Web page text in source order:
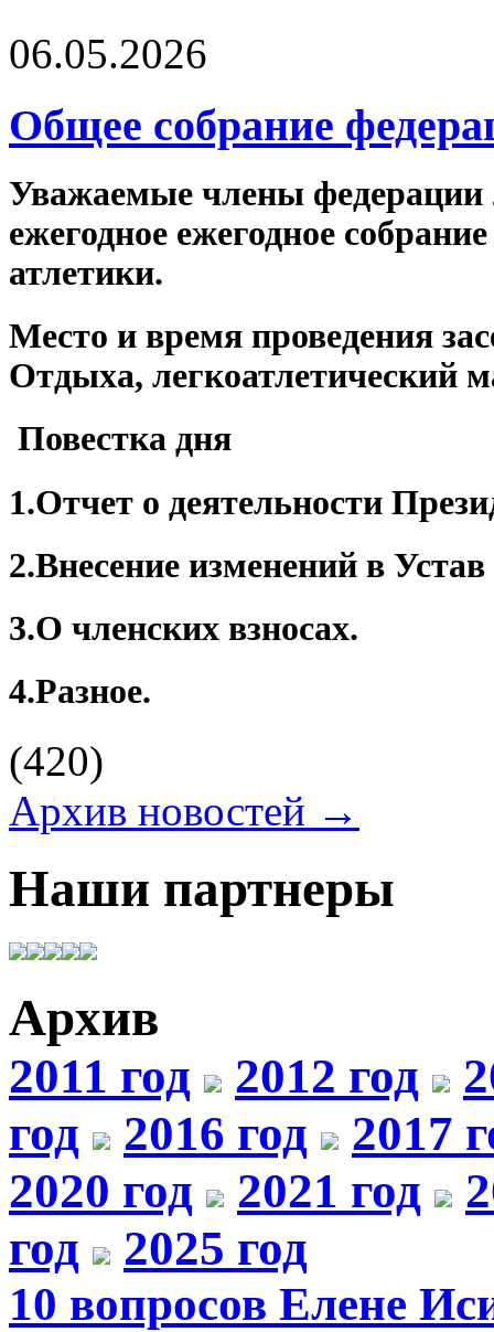
06.05.2026
Общее собрание
Уважаемые члены федерации
ежегодное ежегодное
атлетики.
Место и время проведения
Отдыха, легкоатлетический
Повестка дня
1.Отчет о деятельности
2.Внесение изменений в
3.О членских взносах.
4.Разное.
(420)
Архив новостей →
Наши партнеры
Архив
2011 год 2012 год
год
2016 год
2017
2020 год
2021 год
год
2025 год
10 вопросов Елене